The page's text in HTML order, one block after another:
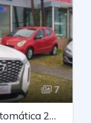
7
Hyundai Palisade 2.2 Diésel Automática 2022